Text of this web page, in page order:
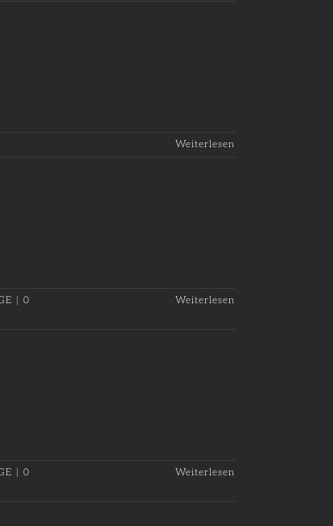
Weiterlesen
0
Weiterlesen
0
Weiterlesen